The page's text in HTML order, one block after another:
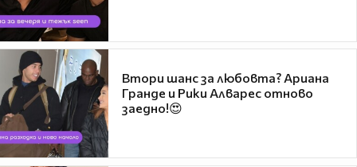
Втори шанс за любовта? Ариана
Гранде и Рики Алварес отново
заедно!😍